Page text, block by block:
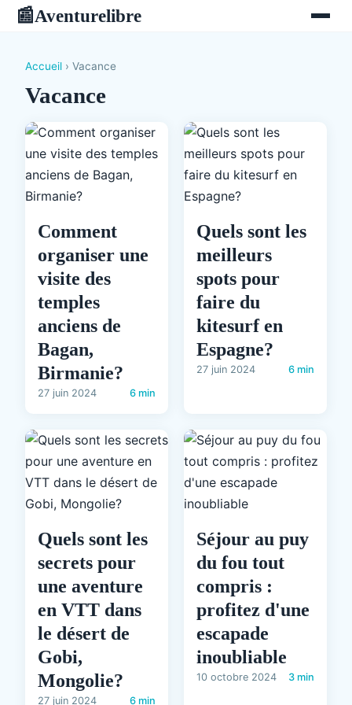
📰Aventurelibre
Accueil › Vacance
Vacance
Comment
organiser une
visite des
temples
anciens de
Bagan,
Birmanie?
27 juin 2024 6 min
Quels sont les
meilleurs
spots pour
faire du
kitesurf en
Espagne?
27 juin 2024 6 min
Quels sont les
secrets pour
une aventure
en VTT dans
le désert de
Gobi,
Mongolie?
27 juin 2024 6 min
Séjour au puy
du fou tout
compris :
profitez d'une
escapade
inoubliable
10 octobre 2024 3 min